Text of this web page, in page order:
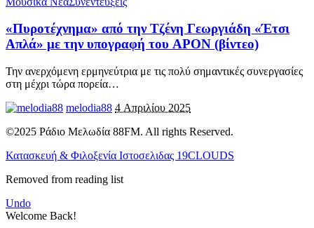
«Πυροτέχνημα» από την Τζένη Γεωργιάδη «Έτσι
Απλά» με την υπογραφή του APON (βίντεο)
Την ανερχόμενη ερμηνεύτρια με τις πολύ σημαντικές συνεργασίες
στη μέχρι τώρα πορεία…
melodia88 4 Απριλίου 2025
©2025 Ράδιο Μελωδία 88FM. All rights Reserved.
Κατασκευή & Φιλοξενία Ιστοσελιδας 19CLOUDS
Removed from reading list
Undo
Welcome Back!